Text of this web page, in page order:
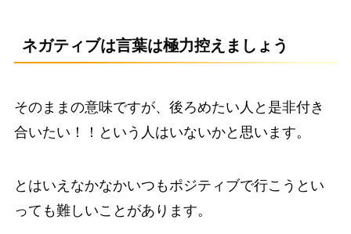
ネガティブは言葉は極力控えましょう
そのままの意味ですが、後ろめたい人と是非付き
合いたい！！という人はいないかと思います。
とはいえなかなかいつもポジティブで行こうとい
っても難しいことがあります。